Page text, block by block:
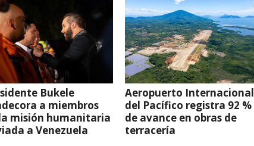
Bukele
a miembros
misión humanitaria
a Venezuela
Aeropuerto Internacional
del Pacífico registra 92 %
de avance en obras de
terracería